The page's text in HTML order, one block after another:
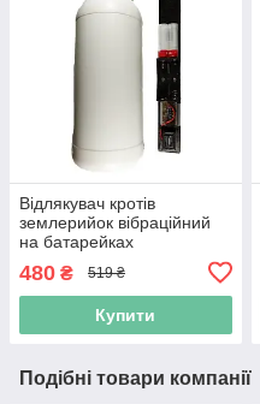
Відлякувач кротів
землерийок вібраційний
на батарейках
480 ₴ 519 ₴
Купити
Подібні товари компанії